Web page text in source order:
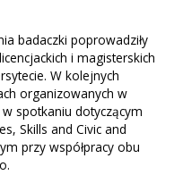
badaczki poprowadziły
i magisterskich
W kolejnych
organizowanych w
spotkaniu dotyczącym
Skills and Civic and
przy współpracy obu